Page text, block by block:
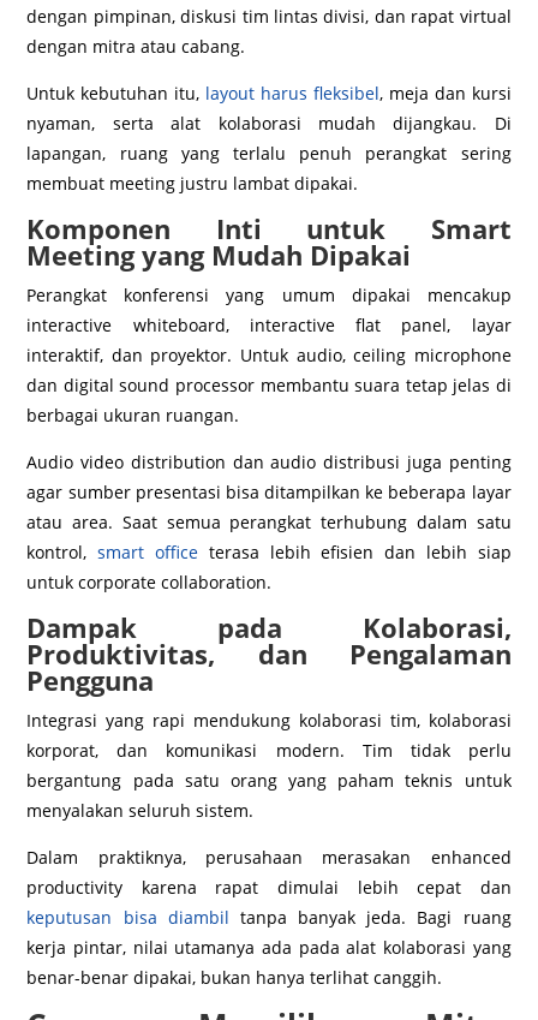
dengan pimpinan, diskusi tim lintas divisi, dan rapat virtual
dengan mitra atau cabang.
Untuk kebutuhan itu, layout harus fleksibel, meja dan kursi
nyaman, serta alat kolaborasi mudah dijangkau. Di
lapangan, ruang yang terlalu penuh perangkat sering
membuat meeting justru lambat dipakai.
Komponen Inti untuk Smart
Meeting yang Mudah Dipakai
Perangkat konferensi yang umum dipakai mencakup
interactive whiteboard, interactive flat panel, layar
interaktif, dan proyektor. Untuk audio, ceiling microphone
dan digital sound processor membantu suara tetap jelas di
berbagai ukuran ruangan.
Audio video distribution dan audio distribusi juga penting
agar sumber presentasi bisa ditampilkan ke beberapa layar
atau area. Saat semua perangkat terhubung dalam satu
kontrol,smart officeterasa lebih efisien dan lebih siap
untuk corporate collaboration.
Dampak pada Kolaborasi,
Produktivitas, dan Pengalaman
Pengguna
Integrasi yang rapi mendukung kolaborasi tim, kolaborasi
korporat, dan komunikasi modern. Tim tidak perlu
bergantung pada satu orang yang paham teknis untuk
menyalakan seluruh sistem.
Dalam praktiknya, perusahaan merasakan enhanced
productivity karena rapat dimulai lebih cepat dan
keputusan bisa diambil tanpa banyak jeda. Bagi ruang
kerja pintar, nilai utamanya ada pada alat kolaborasi yang
benar-benar dipakai, bukan hanya terlihat canggih.